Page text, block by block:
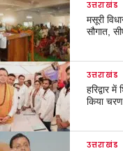
उत्तराखंड
मसूरी
सौगात,
उत्तराखंड
हरिद्वार
किया
उत्तराखंड